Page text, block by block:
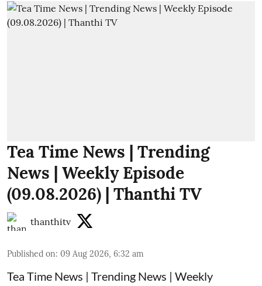
Tea Time News | Trending
News | Weekly Episode
(09.08.2026) | Thanthi TV
thanthitv
Published on: 09 Aug 2026, 6:32 am
Tea Time News | Trending News | Weekly